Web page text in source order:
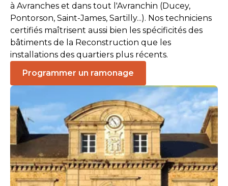
à Avranches et dans tout l'Avranchin (Ducey,
Pontorson, Saint-James, Sartilly...). Nos techniciens
certifiés maîtrisent aussi bien les spécificités des
bâtiments de la Reconstruction que les
installations des quartiers plus récents.
Programmer un ramonage